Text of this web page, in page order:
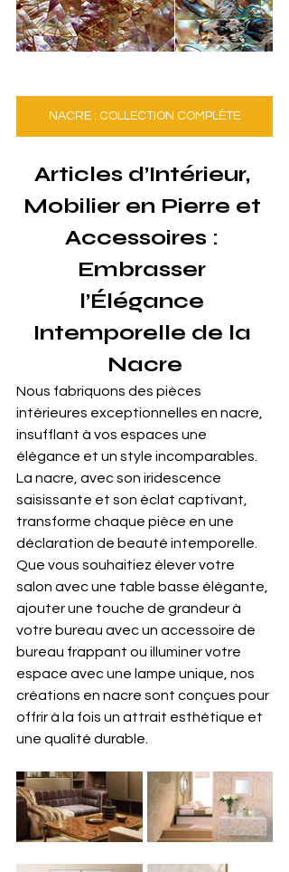
NACRE : COLLECTION COMPLÈTE
Articles d’Intérieur,
Mobilier en Pierre et
Accessoires :
Embrasser
l’Élégance
Intemporelle de la
Nacre
Nous fabriquons des pièces
intérieures exceptionnelles en nacre,
insufflant à vos espaces une
élégance et un style incomparables.
La nacre, avec son iridescence
saisissante et son éclat captivant,
transforme chaque pièce en une
déclaration de beauté intemporelle.
Que vous souhaitiez élever votre
salon avec une table basse élégante,
ajouter une touche de grandeur à
votre bureau avec un accessoire de
bureau frappant ou illuminer votre
espace avec une lampe unique, nos
créations en nacre sont conçues pour
offrir à la fois un attrait esthétique et
une qualité durable.